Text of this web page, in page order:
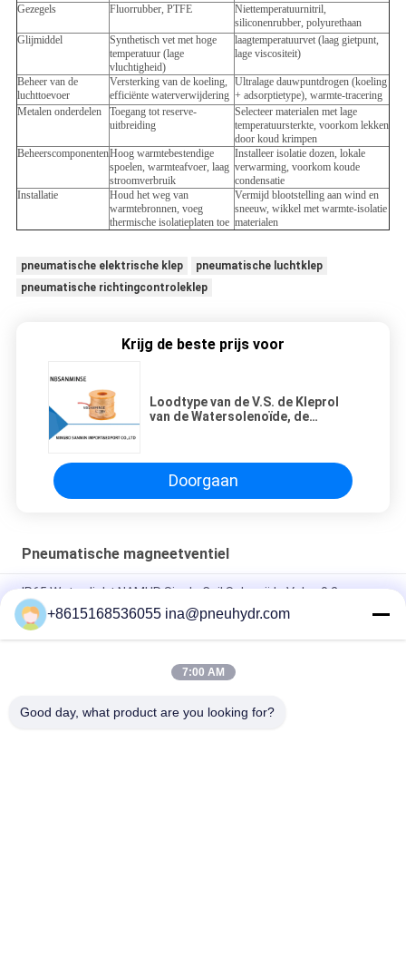
Gezegels
Fluorrubber, PTFE
Niettemperatuurnitril,
siliconenrubber, polyurethaan
Glijmiddel
Synthetisch vet met hoge
temperatuur (lage
vluchtigheid)
laagtemperatuurvet (laag gietpunt,
lage viscositeit)
Beheer van de
luchttoevoer
Versterking van de koeling,
efficiënte waterverwijdering
Ultralage dauwpuntdrogen (koeling
+ adsorptietype), warmte-tracering
Metalen onderdelen
Toegang tot reserve-
uitbreiding
Selecteer materialen met lage
temperatuursterkte, voorkom lekken
door koud krimpen
BeheerscomponentenHoog warmtebestendige
spoelen, warmteafvoer, laag
stroomverbruik
Installeer isolatie dozen, lokale
verwarming, voorkom koude
condensatie
Installatie
Houd het weg van
warmtebronnen, voeg
thermische isolatieplaten toe
Vermijd blootstelling aan wind en
sneeuw, wikkel met warmte-isolatie
materialen
pneumatische elektrische klep
pneumatische luchtklep
pneumatische richtingcontroleklep
Krijg de beste prijs voor
Loodtype van de V.S. de Kleprol
van de Watersolenoïde, de
Doorgaan
Pneumatische magneetventiel
IP65 Waterdicht NAMUR Single Coil Solenoïde Valve 0.2 -
1.0Mpa 60°C NBR PUR Seal
FV-L10 In-Line 5-Weg Pneumatische Magneetventiel M7
DOOS-Lood - typ van de de Kleprol DC24V gelijkstroom 29W
+8615168536055 ina@pneuhydr.com
7:00 AM
Good day, what product are you looking for?